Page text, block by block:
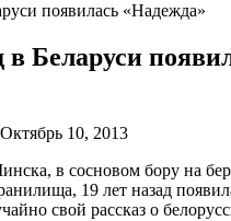
появилась «Надежда»
в Беларуси
Октябрь 10, 2013
в сосновом бору на
19 лет назад
свой рассказ о